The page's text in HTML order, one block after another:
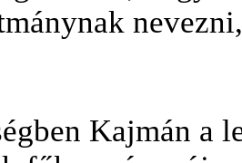
Kajmán a